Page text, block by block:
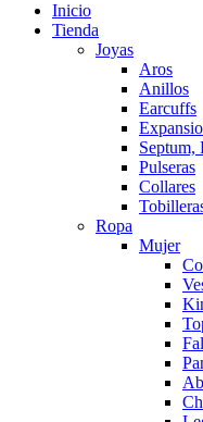
Inicio
Tienda
Joyas
Aros
Anillos
Earcuffs
Septum,
Pulseras
Collares
Ropa
Mujer